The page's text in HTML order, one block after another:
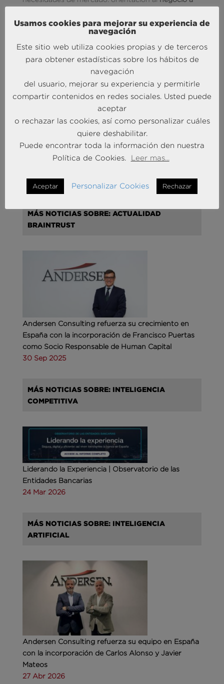
con los clientes,competitividaden tarifas,
buscando las mejores
respuestas tanto dentro como fuera de las propias
organizaciones…manteniendo lasexigencias de
en la gestión y ejecución de proyectos,
serán las que resulten victoriosas. Una época
MÁS NOTICIAS SOBRE: ACTUALIDAD
BRAINTRUST
Andersen Consulting refuerza su crecimiento en
España con la incorporación de Francisco Puertas
como Socio Responsable de Human Capital
30 Sep 2025
MÁS NOTICIAS SOBRE: INTELIGENCIA
COMPETITIVA
Liderando la Experiencia | Observatorio de las
Entidades Bancarias
24 Mar 2026
MÁS NOTICIAS SOBRE: INTELIGENCIA
ARTIFICIAL
Andersen Consulting refuerza su equipo en España
con la incorporación de Carlos Alonso y Javier
Mateos
27 Abr 2026
Usamos cookies para mejorar su experiencia de
navegación
Este sitio web utiliza cookies propias y de terceros
para obtener estadísticas sobre los hábitos de
navegación
del usuario, mejorar su experiencia y permitirle
compartir contenidos en redes sociales. Usted puede
aceptar
o rechazar las cookies, así como personalizar cuáles
quiere deshabilitar.
Puede encontrar toda la información den nuestra
Política de Cookies.
Leer mas...
Aceptar Personalizar Cookies Rechazar